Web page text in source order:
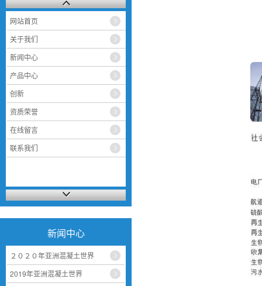
网站首页
关于我们
新闻中心
产品中心
创新
资质荣誉
在线留言
联系我们
新闻中心
２０２０年亚洲混凝土世界
2019年亚洲混凝土世界